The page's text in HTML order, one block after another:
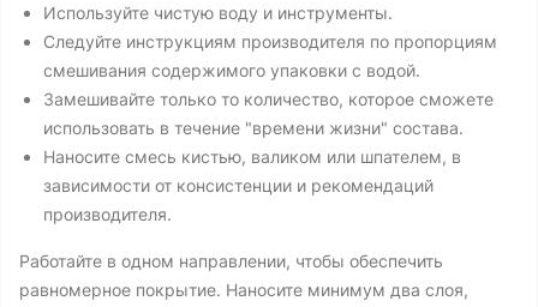
Используйте чистую воду и инструменты.
Cледуйте инструкциям производителя по пропорциям
cмешивания содержимого упаковки с водой.
Замешивайте только то количество, которое сможете
использовать в течение "времени жизни" состава.
Наносите смесь кистью, валиком или шпателем, в
зависимости от консистенции и рекомендаций
производителя.
Работайте в одном направлении, чтобы обеспечить
равномерное покрытие. Наносите минимум два слоя,